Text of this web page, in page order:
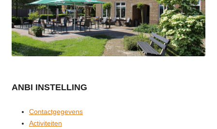
ANBI INSTELLING
Contactgegevens
Activiteiten